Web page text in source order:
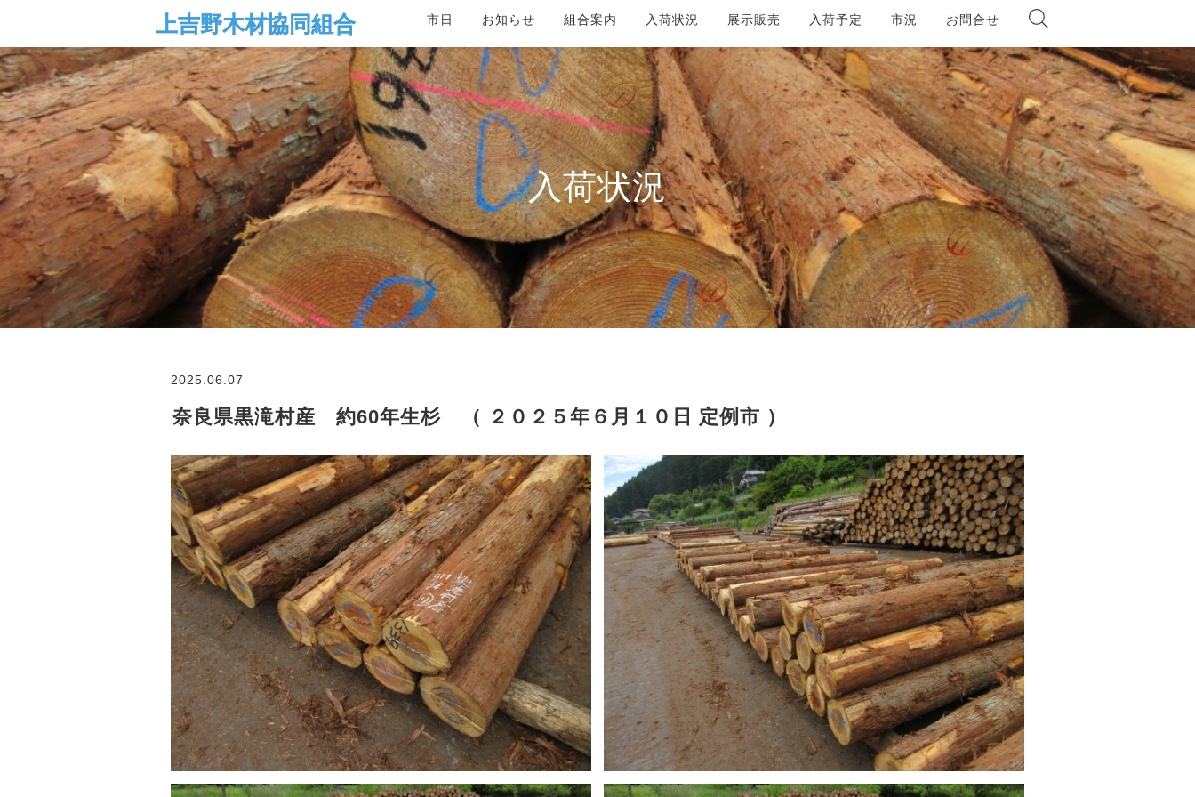
市日 お知らせ 組合案内 入荷状況 展示販売 入荷予定 市況 お問合せ
入荷状況
2025.06.07
奈良県黒滝村産 約60年生杉 （ ２０２５年６月１０日 定例市 ）